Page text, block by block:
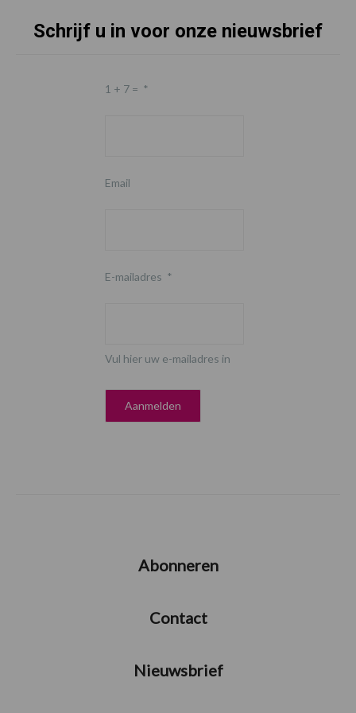
Schrijf u in voor onze nieuwsbrief
1 + 7 = *
Email
E-mailadres *
Vul hier uw e-mailadres in
Abonneren
Contact
Nieuwsbrief